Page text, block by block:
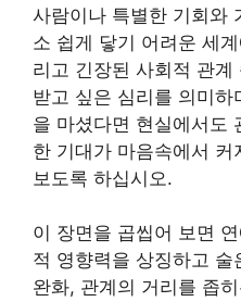
사람이나 특별한 기회와
소 쉽게 닿기 어려운 세
리고 긴장된 사회적 관
받고 싶은 심리를 의미
을 마셨다면 현실에서도
한 기대가 마음속에서
보도록 하십시오.
이 장면을 곱씹어 보면
적 영향력을 상징하고 술
완화, 관계의 거리를 좁